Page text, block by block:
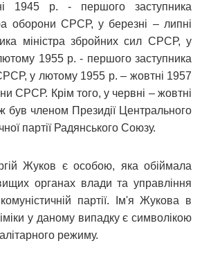
1945 р. - першого заступника
оборони СРСР, у березні – липні
міністра збройних сил СРСР, у
1955 р. - першого заступника
у лютому 1955 р. – жовтні 1957
СРСР. Крім того, у червні – жовтні
був членом Президії Центрального
партії Радянського Союзу.
Жуков є особою, яка обіймала
органах влади та управління
партії. Ім'я Жукова в
у даному випадку є символікою
режиму.